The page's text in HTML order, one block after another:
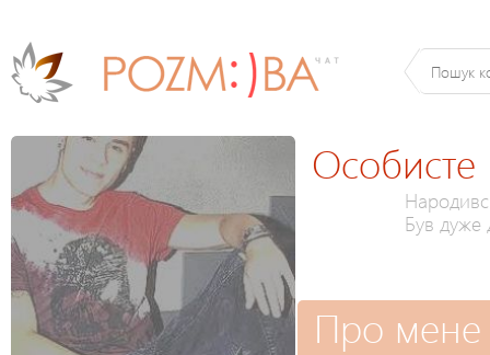
Особисте
Був дуже
Про мене